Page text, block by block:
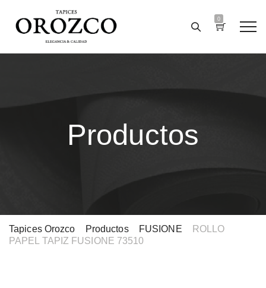
0
Productos
Tapices Orozco Productos> FUSIONE
ROLLO
PAPEL TAPIZ FUSIONE 73510